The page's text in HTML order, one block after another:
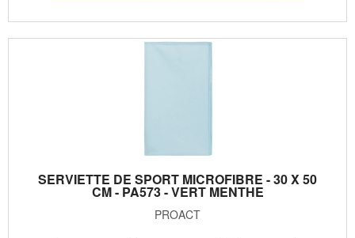
SERVIETTE DE SPORT MICROFIBRE - 30 X 50
CM - PA573 - VERT MENTHE
PROACT